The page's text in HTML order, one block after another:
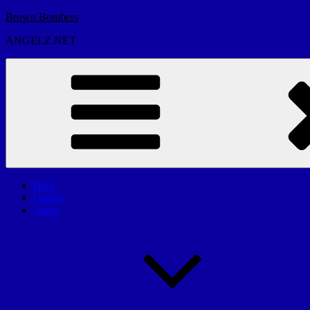
Hoppa
innehåll
Brown Bombers
ANGELZ.NET
Hem
Galleri
Arkiv